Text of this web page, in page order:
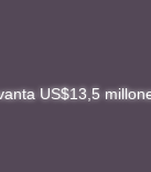
millones y